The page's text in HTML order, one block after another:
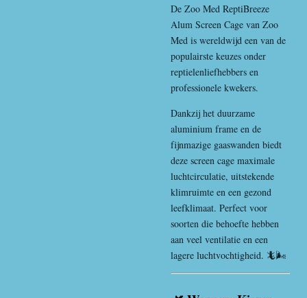
De Zoo Med ReptiBreeze
Alum Screen Cage van Zoo
Med is wereldwijd een van de
populairste keuzes onder
reptielenliefhebbers en
professionele kwekers.
Dankzij het duurzame
aluminium frame en de
fijnmazige gaaswanden biedt
deze screen cage maximale
luchtcirculatie, uitstekende
klimruimte en een gezond
leefklimaat. Perfect voor
soorten die behoefte hebben
aan veel ventilatie en een
lagere luchtvochtigheid. 🦎🌬️